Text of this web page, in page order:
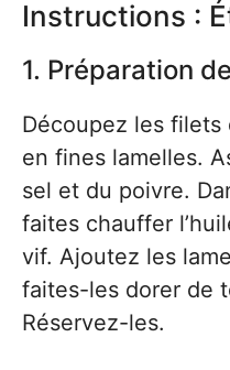
Instructions :
1. Préparation
Découpez les
en fines lamelles.
sel et du poivre.
faites chauffer
vif. Ajoutez les
faites-les dorer de
Réservez-les.